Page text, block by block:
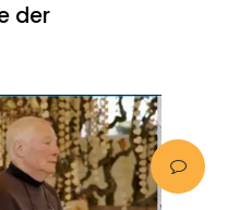
der